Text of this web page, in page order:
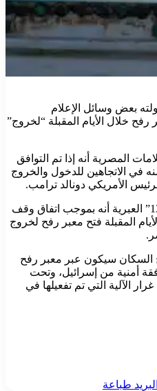
بعض وسائل الإعلام
رفح خلال الأيام المقبلة “لخروج”
المصرية أنه إذا تم التوافق
في الاتجاهين للدخول والخروج
الأمريكي دونالد ترامب.
وفي وقت سابق، زعمت “القناة 13” العبرية أنه بموجب اتفاق وقف
المقبلة فتح معبر رفح لخروج
السكان سيكون عبر معبر رفح
أمنية من إسرائيل، وتحت
الآلية التي تم تفعيلها في
طباعة